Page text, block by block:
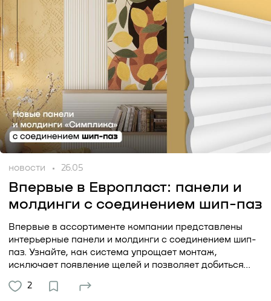
новости 26.05
Впервые в Европласт: панели и
молдинги с соединением шип-паз
Впервые в ассортименте компании представлены
интерьерные панели и молдинги с соединением шип-
паз. Узнайте, как система упрощает монтаж,
исключает появление щелей и позволяет добиться...
2